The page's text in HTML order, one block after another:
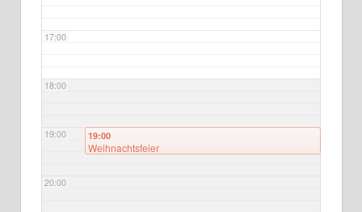
17:00
18:00
19:00
20:00
19:00
Weihnachtsfeier